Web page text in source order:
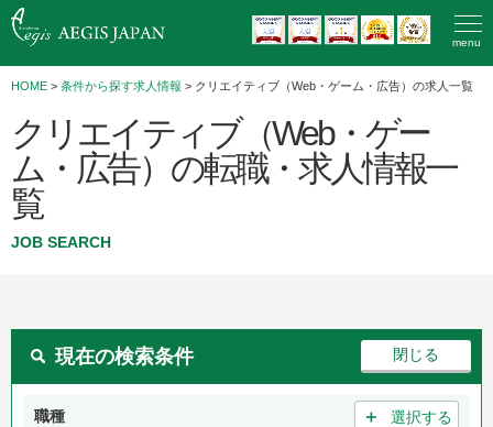
menu
HOME > 条件から探す求人情報 > クリエイティブ（Web・ゲーム・広告）の求人一覧
クリエイティブ（Web・ゲー
ム・広告）の転職・求人情報一
覧
JOB SEARCH
現在の検索条件
職種 ＋ 選択する